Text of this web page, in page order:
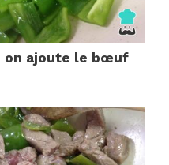
on ajoute le bœuf